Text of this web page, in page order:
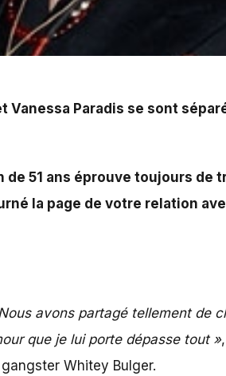
Paradis se sont
de 51 ans éprouve toujours
la page de votre relation
avons partagé tellement de
que je lui porte dépasse tout »
Whitey Bulger.